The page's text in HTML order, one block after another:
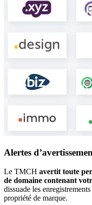
Alertes
Le TMCH avertit toute
de domaine contenant
dissuade les
propriété de marque.